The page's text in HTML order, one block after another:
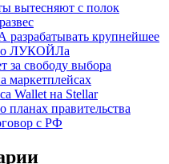
вытесняют с полок
крупнейшее
ЛУКОЙЛа
за свободу выбора
маркетплейсах
Wallet на Stellar
правительства
с РФ